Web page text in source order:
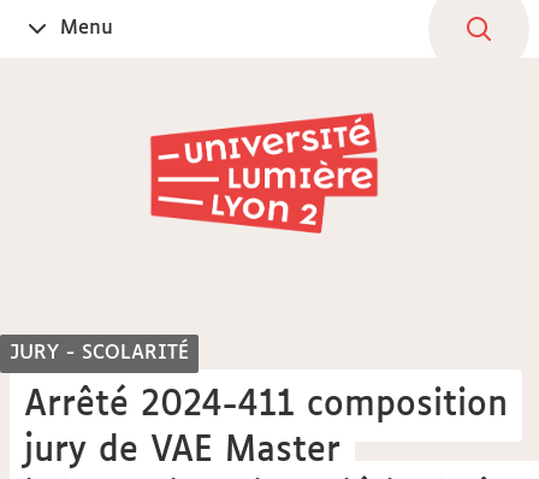
OuvrirMenu
JURY - SCOLARITÉ
Arrêté 2024-411 composition
jury de VAE Master